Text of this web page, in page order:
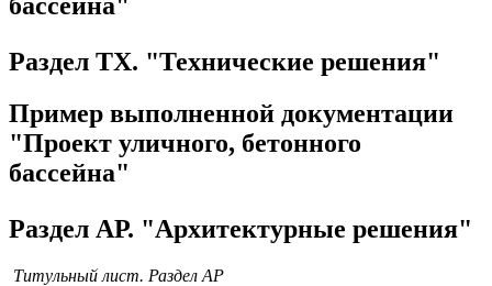
Раздел ТХ. "Технические решения"
Пример выполненной документации
"Проект уличного, бетонного
бассейна"
Раздел АР. "Архитектурные решения"
Титульный лист. Раздел АР